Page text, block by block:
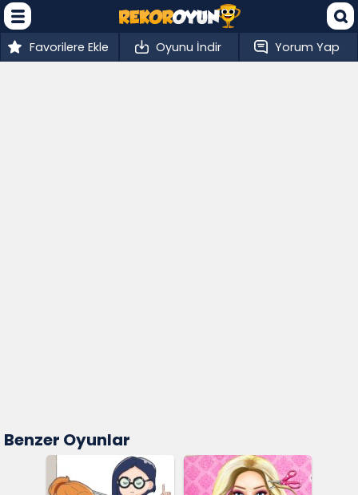
Favorilere Ekle Oyunu İndir Yorum Yap
Benzer Oyunlar